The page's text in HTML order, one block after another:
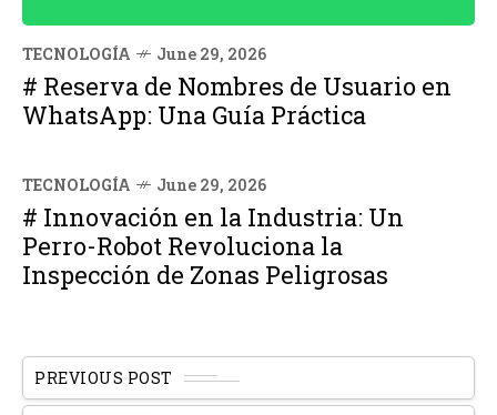
TECNOLOGÍA June 29, 2026
# Reserva de Nombres de Usuario en
WhatsApp: Una Guía Práctica
TECNOLOGÍA June 29, 2026
# Innovación en la Industria: Un
Perro-Robot Revoluciona la
Inspección de Zonas Peligrosas
PREVIOUS POST